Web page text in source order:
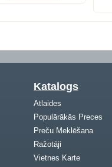
Katalogs
Atlaides
Populārākās Preces
Preču Meklēšana
Ražotāji
Vietnes Karte